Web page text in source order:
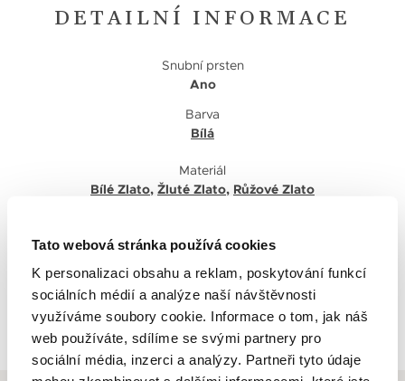
Tato webová stránka používá cookies
K personalizaci obsahu a reklam, poskytování funkcí
sociálních médií a analýze naší návštěvnosti
využíváme soubory cookie. Informace o tom, jak náš
web používáte, sdílíme se svými partnery pro
sociální média, inzerci a analýzy. Partneři tyto údaje
DETAILNÍ INFORMACE
Snubní prsten
Ano
Barva
Bílá
Materiál
Bílé Zlato, Žluté Zlato, Růžové Zlato
Zpět na výpis